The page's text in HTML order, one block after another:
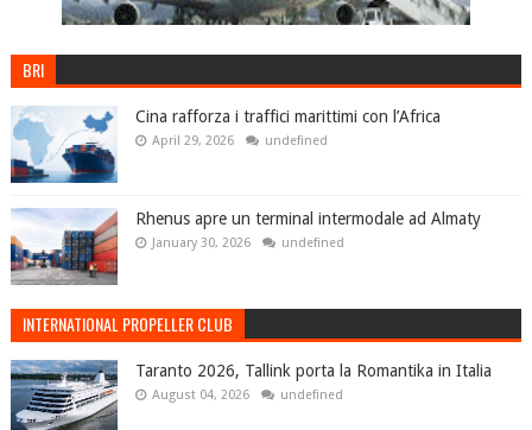
BRI
Cina rafforza i traffici marittimi con l’Africa
April 29, 2026 undefined
Rhenus apre un terminal intermodale ad Almaty
January 30, 2026 undefined
INTERNATIONAL PROPELLER CLUB
Taranto 2026, Tallink porta la Romantika in Italia
August 04, 2026 undefined